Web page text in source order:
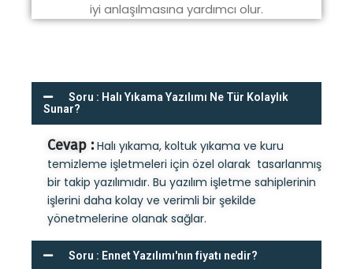
iyi anlaşılmasına yardımcı olur.
Soru : Halı Yıkama Yazılımı Ne Tür Kolaylık
Sunar?
Cevap :Halı yıkama, koltuk yıkama ve kuru
temizleme işletmeleri için özel olarak tasarlanmış
bir takip yazılımıdır. Bu yazılım işletme sahiplerinin
işlerini daha kolay ve verimli bir şekilde
yönetmelerine olanak sağlar.
Soru : Ennet Yazılımı'nın fiyatı nedir?